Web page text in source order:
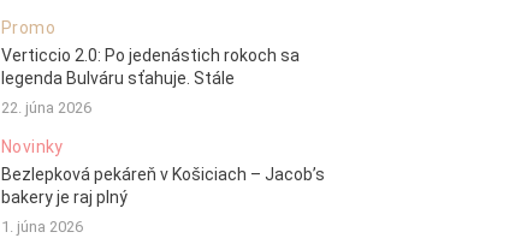
Promo
Verticcio 2.0: Po jedenástich rokoch sa
legenda Bulváru sťahuje. Stále
22. júna 2026
Novinky
Bezlepková pekáreň v Košiciach – Jacob’s
bakery je raj plný
1. júna 2026